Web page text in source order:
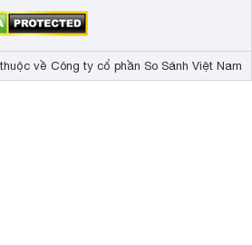
về Công ty cổ phần So Sánh Việt Nam